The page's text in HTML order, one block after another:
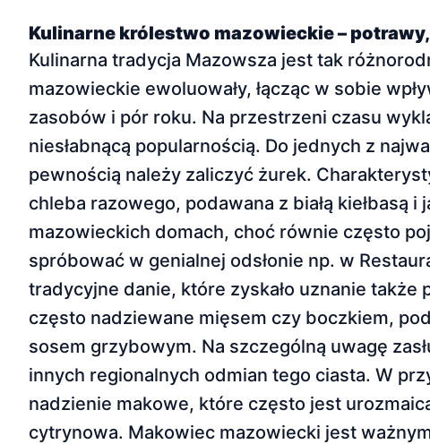
Kulinarne królestwo mazowieckie –
Kulinarna tradycja Mazowsza jest tak
mazowieckie ewoluowały, łącząc w sobie
zasobów i pór roku. Na przestrzeni czasu
niesłabnącą popularnością. Do jednych z
pewnością należy zaliczyć żurek.
chleba razowego, podawana z białą kiełbasą
mazowieckich domach, choć równie często
spróbować w genialnej odsłonie np. w
tradycyjne danie, które zyskało uznanie
często nadziewane mięsem czy boczkiem,
sosem grzybowym. Na szczególną uwagę
innych regionalnych odmian tego ciasta. W
nadzienie makowe, które często jest
cytrynowa. Makowiec mazowiecki jest